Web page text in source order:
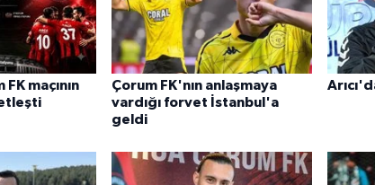
maçının
Çorum FK'nın anlaşmaya
vardığı forvet İstanbul'a
geldi